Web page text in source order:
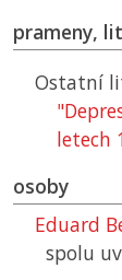
prameny,
Ostatní
letech
osoby
Eduard
spolu